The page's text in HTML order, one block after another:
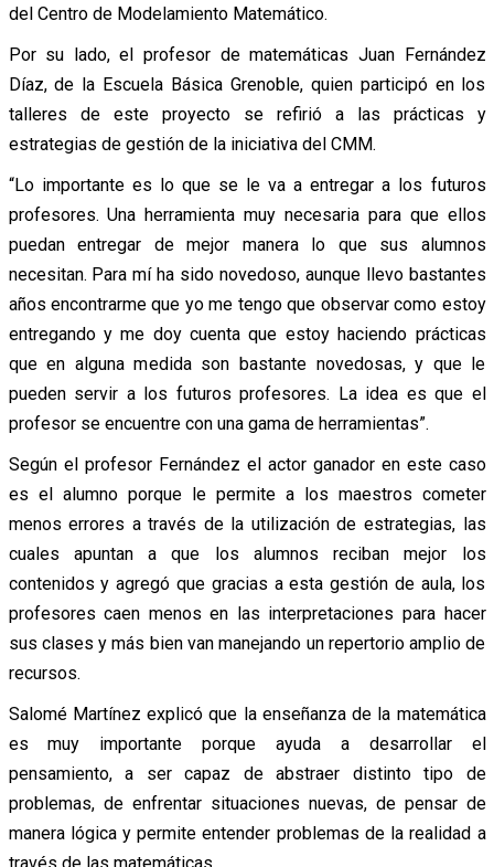
del Centro de Modelamiento Matemático.
Por su lado, el profesor de matemáticas Juan Fernández
Díaz, de la Escuela Básica Grenoble, quien participó en los
talleres de este proyecto se refirió a las prácticas y
estrategias de gestión de la iniciativa del CMM.
“Lo importante es lo que se le va a entregar a los futuros
profesores. Una herramienta muy necesaria para que ellos
puedan entregar de mejor manera lo que sus alumnos
necesitan. Para mí ha sido novedoso, aunque llevo bastantes
años encontrarme que yo me tengo que observar como estoy
entregando y me doy cuenta que estoy haciendo prácticas
que en alguna medida son bastante novedosas, y que le
pueden servir a los futuros profesores. La idea es que el
profesor se encuentre con una gama de herramientas”.
Según el profesor Fernández el actor ganador en este caso
es el alumno porque le permite a los maestros cometer
menos errores a través de la utilización de estrategias, las
cuales apuntan a que los alumnos reciban mejor los
contenidos y agregó que gracias a esta gestión de aula, los
profesores caen menos en las interpretaciones para hacer
sus clases y más bien van manejando un repertorio amplio de
recursos.
Salomé Martínez explicó que la enseñanza de la matemática
es muy importante porque ayuda a desarrollar el
pensamiento, a ser capaz de abstraer distinto tipo de
problemas, de enfrentar situaciones nuevas, de pensar de
manera lógica y permite entender problemas de la realidad a
través de las matemáticas.